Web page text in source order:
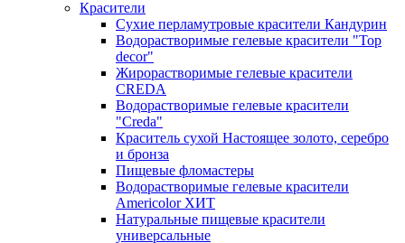
Красители
Сухие перламутровые красители Кандурин
Водорастворимые гелевые красители "Top
decor"
Жирорастворимые гелевые красители
CREDA
Водорастворимые гелевые красители
"Creda"
Краситель сухой Настоящее золото, серебро
и бронза
Пищевые фломастеры
Водорастворимые гелевые красители
Americolor ХИТ
Натуральные пищевые красители
универсальные